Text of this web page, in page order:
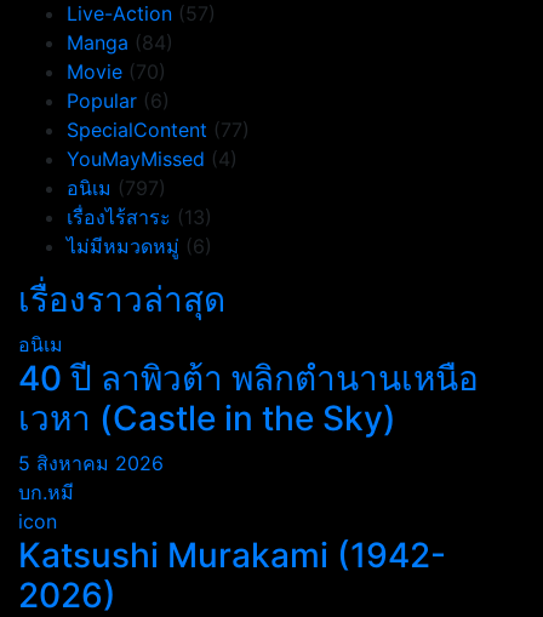
Live-Action (57)
Manga (84)
Movie (70)
Popular (6)
SpecialContent (77)
YouMayMissed (4)
อนิเม (797)
เรื่องไร้สาระ (13)
ไม่มีหมวดหมู่ (6)
เรื่องราวล่าสุด
อนิเม
40 ปี ลาพิวต้า พลิกตำนานเหนือ
เวหา (Castle in the Sky)
5 สิงหาคม 2026
บก.หมี
icon
Katsushi Murakami (1942-
2026)